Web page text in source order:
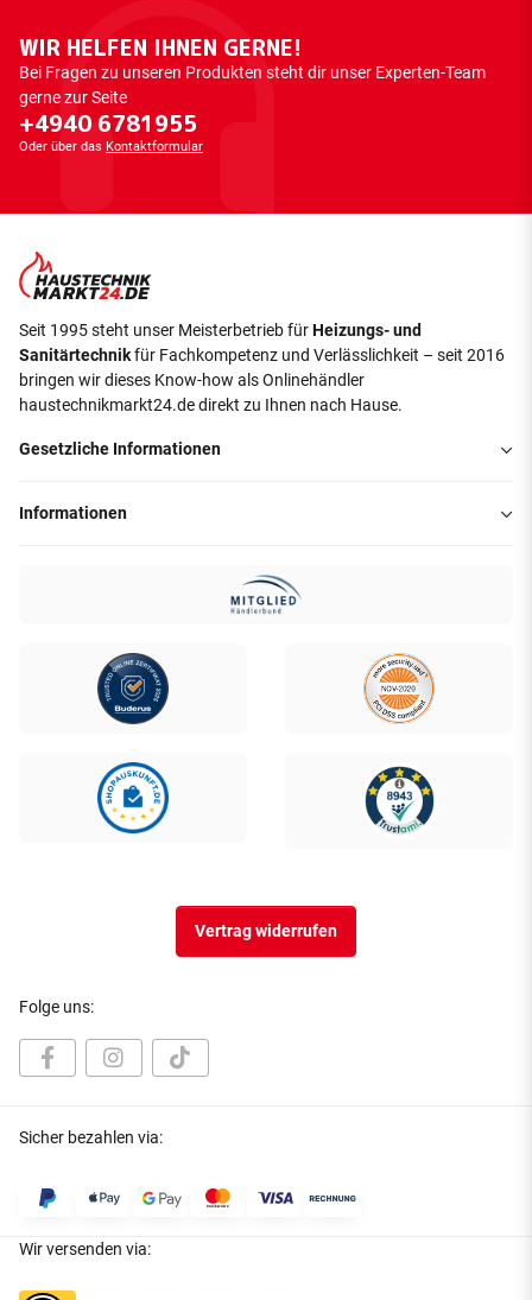
WIR HELFEN IHNEN GERNE!
Bei Fragen zu unseren Produkten steht dir unser Experten-Team
gerne zur Seite
+4940 6781955
Oder über das Kontaktformular
Seit 1995 steht unser Meisterbetrieb fürHeizungs- und
Sanitärtechnikfür Fachkompetenz und Verlässlichkeit – seit 2016
bringen wir dieses Know-how als Onlinehändler
haustechnikmarkt24.de direkt zu Ihnen nach Hause.
Gesetzliche Informationen
Informationen
Vertrag widerrufen
Folge uns:
Sicher bezahlen via:
Wir versenden via: